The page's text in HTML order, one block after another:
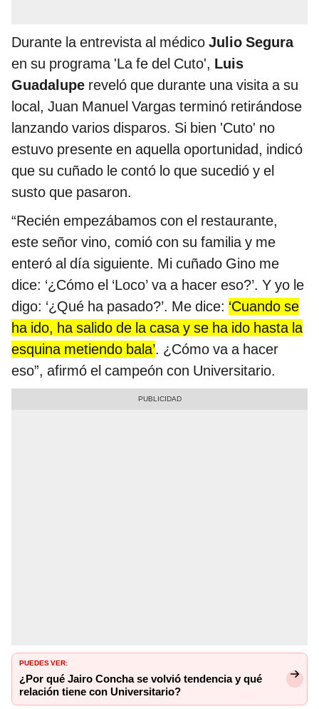
Durante la entrevista al médico Julio Segura
en su programa 'La fe del Cuto', Luis
Guadalupe reveló que durante una visita a su
local, Juan Manuel Vargas terminó retirándose
lanzando varios disparos. Si bien 'Cuto' no
estuvo presente en aquella oportunidad, indicó
que su cuñado le contó lo que sucedió y el
susto que pasaron.
“Recién empezábamos con el restaurante,
este señor vino, comió con su familia y me
enteró al día siguiente. Mi cuñado Gino me
dice: ‘¿Cómo el ‘Loco’ va a hacer eso?’. Y yo le
digo: ‘¿Qué ha pasado?’. Me dice: ‘Cuando se
ha ido, ha salido de la casa y se ha ido hasta la
esquina metiendo bala’. ¿Cómo va a hacer
eso”, afirmó el campeón con Universitario.
PUEDES VER:
¿Por qué Jairo Concha se volvió tendencia y qué
relación tiene con Universitario?